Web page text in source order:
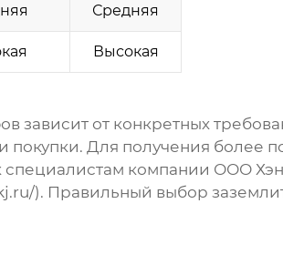
Средняя
Высокая
зависит от конкретных
покупки. Для получения более
компании ООО
). Правильный выбор